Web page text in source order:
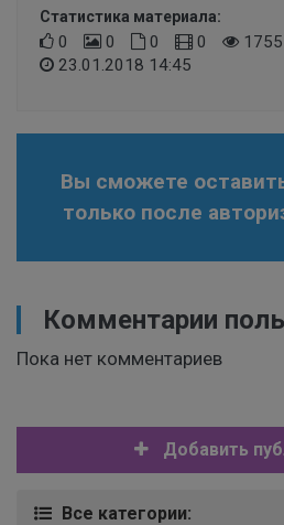
Статистика материала:
0 0 0 0 1755
23.01.2018 14:45
Вы сможете
только после
Комментарии
Пока нет комментариев
Добавить
Все категории: